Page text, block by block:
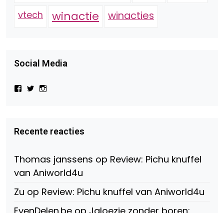
vtech winactie winacties
Social Media
Bekijk
Beauty-
147775071915783/?
Facebook
Bekijk
op
Twitter
op
Instagram
Recente reacties
Thomas janssens op Review: Pichu knuffel
van Aniworld4u
Zu op Review: Pichu knuffel van Aniworld4u